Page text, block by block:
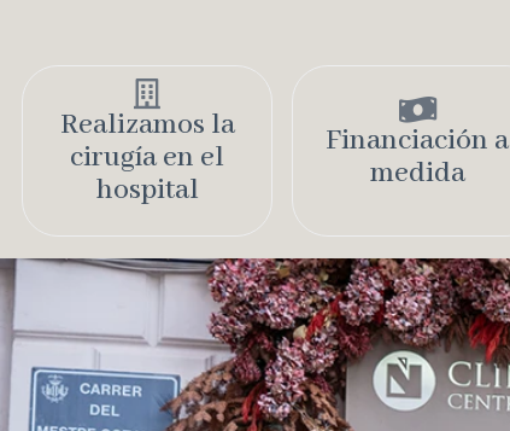
Realizamos la
cirugía en el
hospital​
Financiación a
medida​